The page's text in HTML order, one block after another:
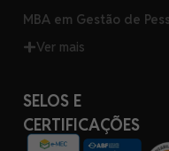
MBA em Gestão de
Ver mais
SELOS E
CERTIFICAÇÕES